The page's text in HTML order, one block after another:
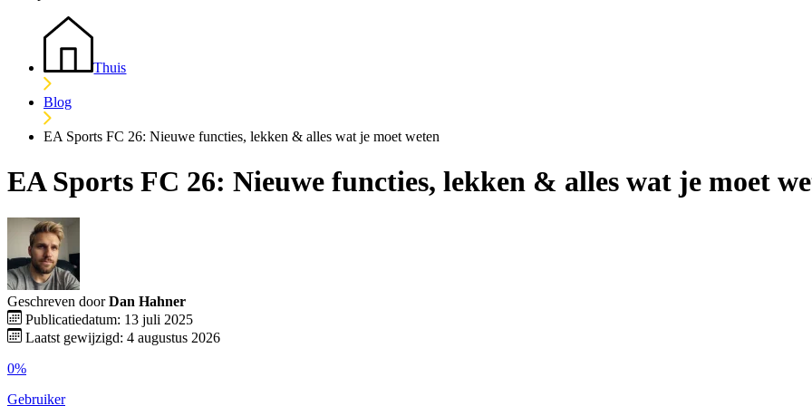
Thuis
Blog
EA Sports FC 26: Nieuwe functies, lekken & alles wat je moet weten
EA Sports FC 26: Nieuwe functies, lekken & alles wat je moet
Geschreven door Dan Hahner
Publicatiedatum: 13 juli 2025
Laatst gewijzigd: 4 augustus 2026
0%
Gebruiker